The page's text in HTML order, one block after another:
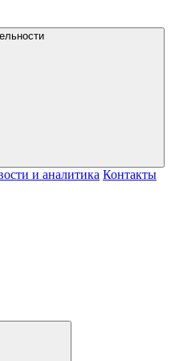
и аналитика Контакты